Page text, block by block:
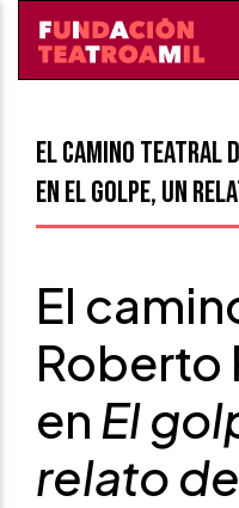
El camino teatral
en El golpe, un
El
Roberto
en El
relato